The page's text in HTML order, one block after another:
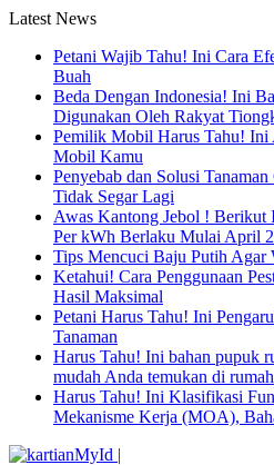
Latest News
Petani Wajib Tahu! Ini Cara
Buah
Beda Dengan Indonesia! Ini
Digunakan Oleh Rakyat
Pemilik Mobil Harus Tahu!
Mobil Kamu
Penyebab dan Solusi
Tidak Segar Lagi
Awas Kantong Jebol !
Per kWh Berlaku Mulai April
Tips Mencuci Baju Putih Agar
Ketahui! Cara Penggunaan
Hasil Maksimal
Petani Harus Tahu! Ini
Tanaman
Harus Tahu! Ini bahan pupuk
mudah Anda temukan di rumah
Harus Tahu! Ini Klasifikasi
Mekanisme Kerja (MOA),